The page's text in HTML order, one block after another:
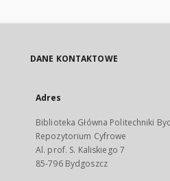
DANE KONTAKTOWE
Adres
Biblioteka Główna Politechniki
Repozytorium Cyfrowe
Al. prof. S. Kaliskiego 7
85-796 Bydgoszcz